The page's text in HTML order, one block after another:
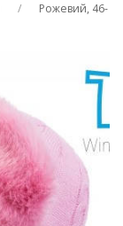
Рожевий, 46-